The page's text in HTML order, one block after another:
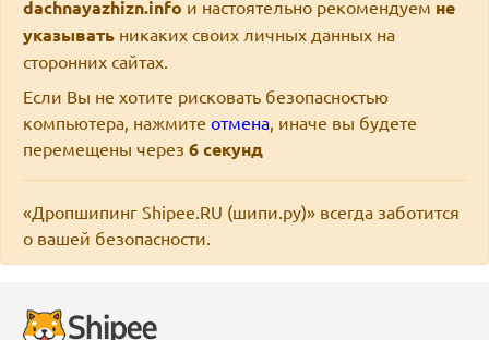
dachnayazhizn.info и настоятельно рекомендуем не
указывать никаких своих личных данных на
сторонних сайтах.
Если Вы не хотите рисковать безопасностью
компьютера, нажмите отмена, иначе вы будете
перемещены через 6секунд
«Дропшипинг Shipee.RU (шипи.ру)» всегда заботится
о вашей безопасности.